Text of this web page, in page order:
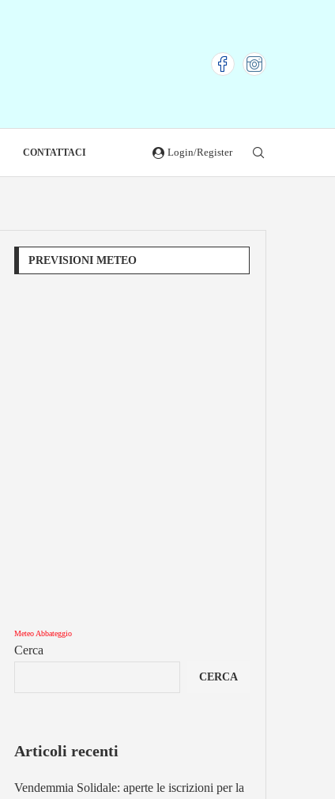
CONTATTACI Login/Register
PREVISIONI METEO
Meteo Abbateggio
Cerca
CERCA
Articoli recenti
Vendemmia Solidale: aperte le iscrizioni per la